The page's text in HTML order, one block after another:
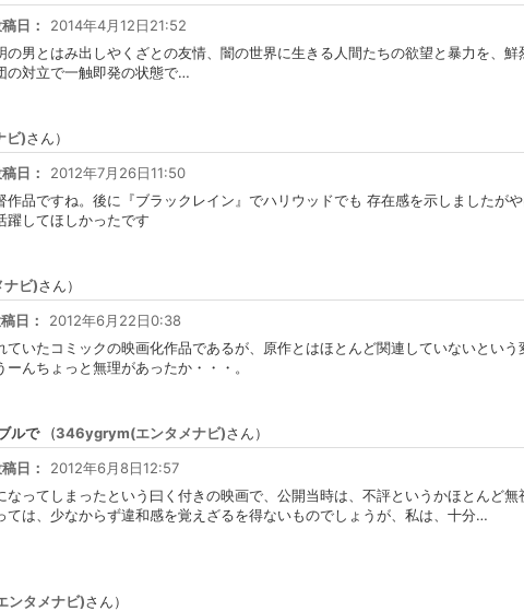
日：
2014年4月12日21:52
の男とはみ出しやくざとの友情、闇の世界に生きる人間たちの欲望と暴力を、
の対立で一触即発の状態で…
ビ)さん）
日：
2012年7月26日11:50
作品ですね。後に『ブラックレイン』でハリウッドでも 存在感を示しましたが
躍してほしかったです
ナビ)さん）
日：
2012年6月22日0:38
ていたコミックの映画化作品であるが、原作とはほとんど関連していないとい
んちょっと無理があったか・・・。
ルで (346ygrym(エンタメナビ)さん）
日：
2012年6月8日12:57
ってしまったという曰く付きの映画で、公開当時は、不評というかほとん
は、少なからず違和感を覚えざるを得ないものでしょうが、私は、十分…
ンタメナビ)さん）